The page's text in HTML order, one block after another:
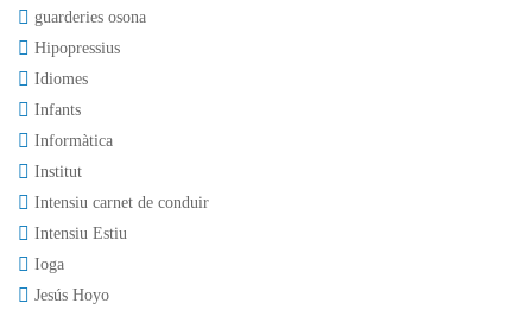
guarderies osona
Hipopressius
Idiomes
Infants
Informàtica
Institut
Intensiu carnet de conduir
Intensiu Estiu
Ioga
Jesús Hoyo